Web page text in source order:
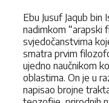
Ebu Jusuf Jaqub
nadimkom “arapski
svjedočanstvima
smatra prvim
ujedno naučnikom
oblastima. On je u
napisao brojne